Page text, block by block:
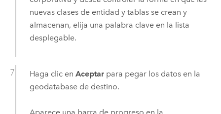
nuevas clases de entidad y tablas se crean y
almacenan, elija una palabra clave en la lista
desplegable.
Haga clic en Aceptarpara pegar los datos en la
geodatabase de destino.